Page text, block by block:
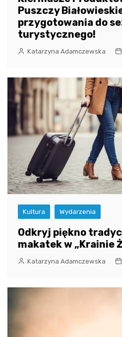
Puszczy
przygotowania do
turystycznego!
Katarzyna Adamczewska
Kultura Wydarzenia
Odkryj piękno
makatek w „Krainie
Katarzyna Adamczewska